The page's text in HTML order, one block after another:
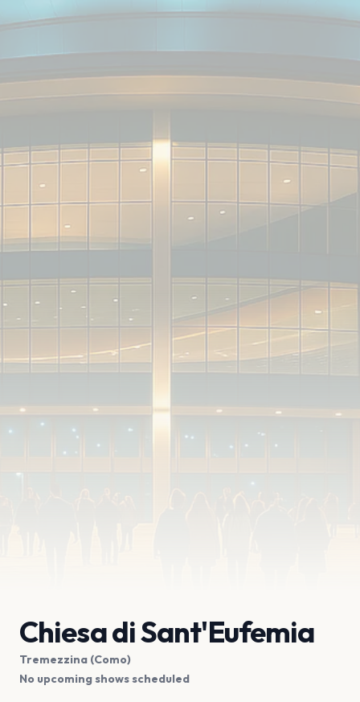
Chiesa di Sant'Eufemia
Tremezzina (Como)
No upcoming shows scheduled